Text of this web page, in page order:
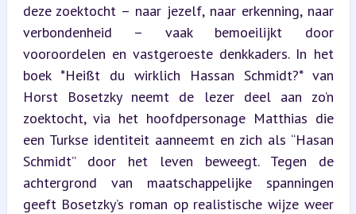
deze zoektocht – naar jezelf, naar erkenning, naar
verbondenheid – vaak bemoeilijkt door
vooroordelen en vastgeroeste denkkaders. In het
boek *Heißt du wirklich Hassan Schmidt?* van
Horst Bosetzky neemt de lezer deel aan zo’n
zoektocht, via het hoofdpersonage Matthias die
een Turkse identiteit aanneemt en zich als “Hasan
Schmidt” door het leven beweegt. Tegen de
achtergrond van maatschappelijke spanningen
geeft Bosetzky’s roman op realistische wijze weer